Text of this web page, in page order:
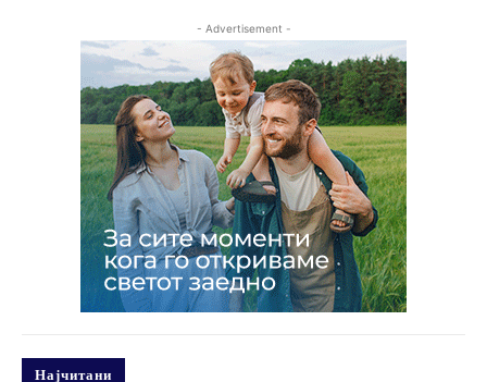
- Advertisement -
Најчитани